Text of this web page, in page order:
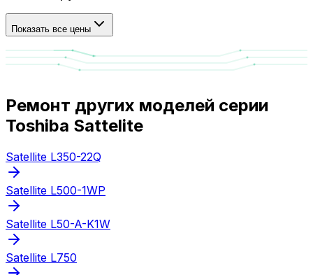
Показать все цены
Ремонт других моделей серии
Toshiba Sattelite
Satellite L350-22Q
Satellite L500-1WP
Satellite L50-A-K1W
Satellite L750